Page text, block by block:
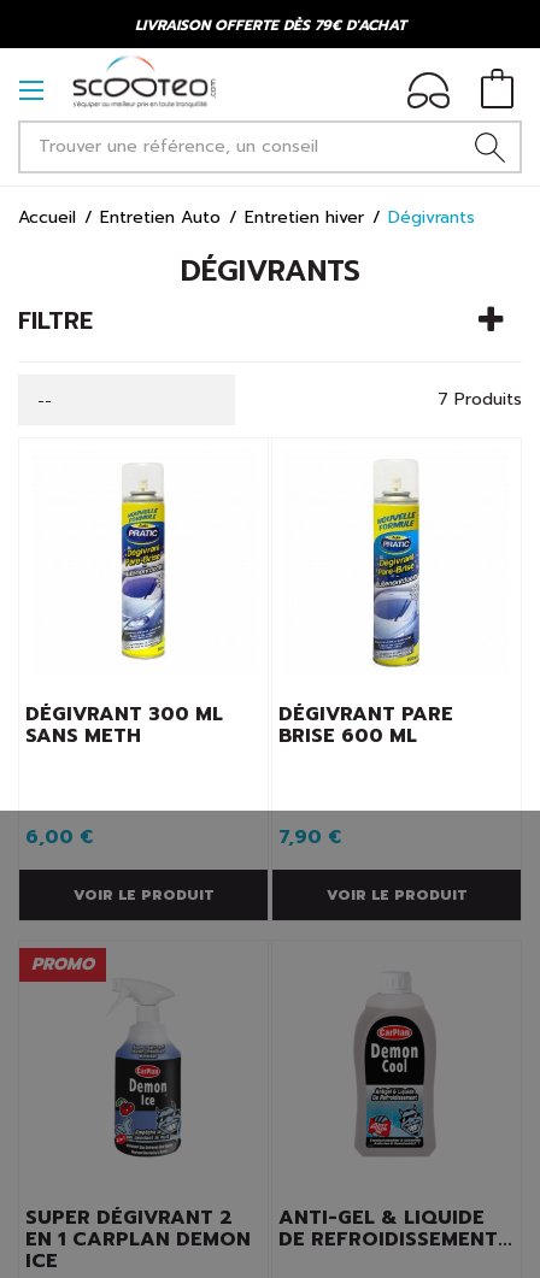
LIVRAISON OFFERTE DÈS 79€ D'ACHAT
Accueil Entretien Auto Entretien hiver Dégivrants
DÉGIVRANTS
FILTRE
-- 7 Produits
DÉGIVRANT 300 ML
SANS METH
6,00 €
VOIR LE PRODUIT
DÉGIVRANT PARE
BRISE 600 ML
7,90 €
VOIR LE PRODUIT
PROMO
SUPER DÉGIVRANT 2
EN 1 CARPLAN DEMON
ICE
ANTI-GEL & LIQUIDE
DE REFROIDISSEMENT...